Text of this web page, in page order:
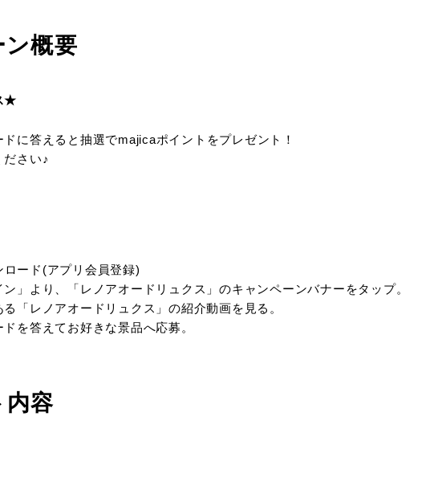
概要
★
に答えると抽選でmajicaポイントをプレゼント！
ださい♪
ード(アプリ会員登録)
」より、「レノアオードリュクス」のキャンペーンバナーをタップ。
「レノアオードリュクス」の紹介動画を見る。
を答えてお好きな景品へ応募。
内容